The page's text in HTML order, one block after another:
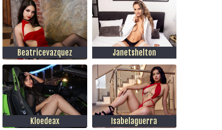
Beatricevazquez Janetshelton
Kloedeax Isabelaguerra